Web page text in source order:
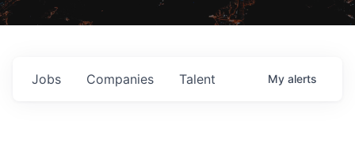
Jobs Companies Talent My alerts